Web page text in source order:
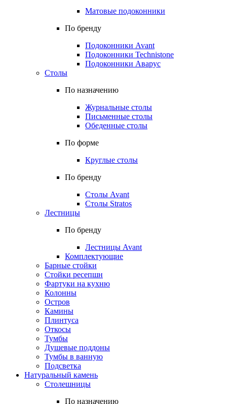
Матовые подоконники
По бренду
Подоконники Avant
Подоконники Technistone
Подоконники Аварус
Столы
По назначению
Журнальные столы
Письменные столы
Обеденные столы
По форме
Круглые столы
По бренду
Столы Avant
Столы Stratos
Лестницы
По бренду
Лестницы Avant
Комплектующие
Барные стойки
Стойки ресепшн
Фартуки на кухню
Колонны
Остров
Камины
Плинтуса
Откосы
Тумбы
Душевые поддоны
Тумбы в ванную
Подсветка
Натуральный камень
Столешницы
По назначению